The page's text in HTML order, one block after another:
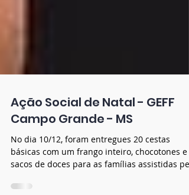
Ação Social de Natal - GEFF
Campo Grande - MS
No dia 10/12, foram entregues 20 cestas
básicas com um frango inteiro, chocotones e
sacos de doces para as famílias assistidas